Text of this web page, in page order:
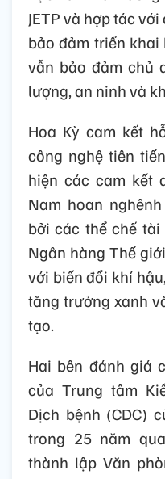
Quan hệ Đối tác
Công bằng
phát thải ròng khí
2050.
Tổng Bí thư
nghênh đóng góp
động tài chính
vực tư nhân để
JETP và hợp tác
bảo đảm triển khai
vẫn bảo đảm chủ
lượng, an ninh và
Hoa Kỳ cam kết
công nghệ tiên
hiện các cam kết
Nam hoan
bởi các thể chế
Ngân hàng Thế